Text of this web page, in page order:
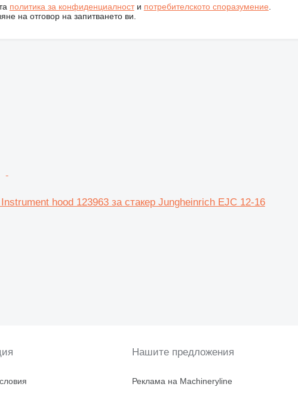
политика за конфиденциалности потребителското споразумение
на отговор на запитването ви.
hood 123963 за стакер Jungheinrich EJC 12-16
Нашите предложения
Реклама на Machineryline